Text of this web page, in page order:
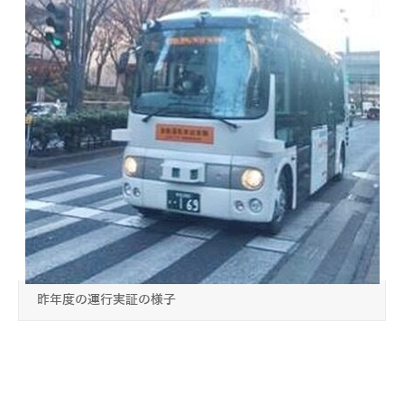
昨年度の運行実証の様子